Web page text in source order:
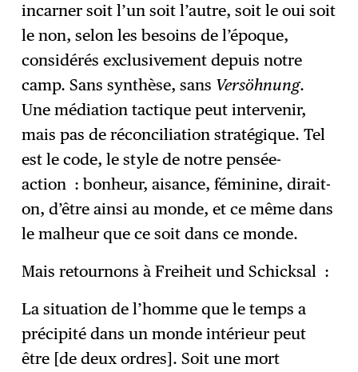
incarner soit l’un soit l’autre, soit le oui soit
le non, selon les besoins de l’époque,
considérés exclusivement depuis notre
camp. Sans synthèse, sans Versöhnung.
Une médiation tactique peut intervenir,
mais pas de réconciliation stratégique. Tel
est le code, le style de notre pensée-
action : bonheur, aisance, féminine, dirait-
on, d’être ainsi au monde, et ce même dans
le malheur que ce soit dans ce monde.
Mais retournons à Freiheit und Schicksal :
La situation de l’homme que le temps a
précipité dans un monde intérieur peut
être [de deux ordres]. Soit une mort